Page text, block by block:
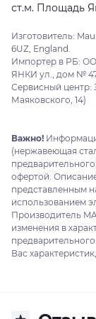
ст.м. Площадь
Изготовитель:
6UZ, England.
Импортер в РБ:
ЯНКИ ул., дом №
Сервисный центр:
Маяковского, 14)
Важно!
(нержавеющая
офертой.
представленным
использованием
Производитель
изменения в
Вас